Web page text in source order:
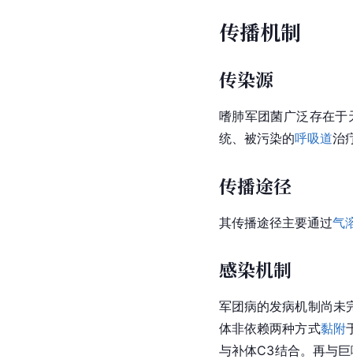
传播机制
传染源
嗜肺军团菌广泛存在于
统、被污染的呼吸道治
传播途径
其传播途径主要通过气
感染机制
军团病的发病机制尚未
体非依赖两种方式黏附
与补体C3结合。再与